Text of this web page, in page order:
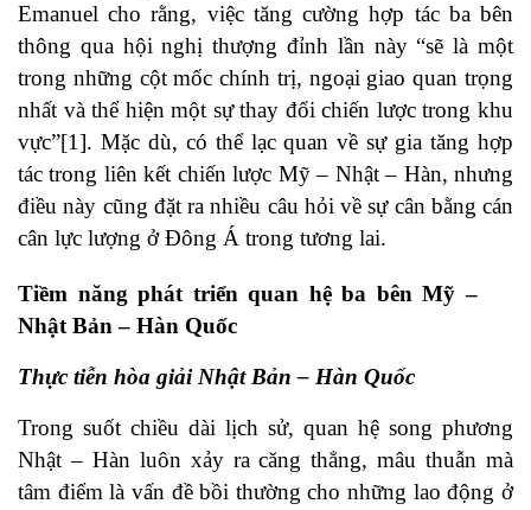
Emanuel cho rằng, việc tăng cường hợp tác ba bên
thông qua hội nghị thượng đỉnh lần này “sẽ là một
trong những cột mốc chính trị, ngoại giao quan trọng
nhất và thể hiện một sự thay đổi chiến lược trong khu
vực”[1]. Mặc dù, có thể lạc quan về sự gia tăng hợp
tác trong liên kết chiến lược Mỹ – Nhật – Hàn, nhưng
điều này cũng đặt ra nhiều câu hỏi về sự cân bằng cán
cân lực lượng ở Đông Á trong tương lai.
Tiềm năng phát triển quan hệ ba bên Mỹ –
Nhật Bản – Hàn Quốc
Thực tiễn hòa giải Nhật Bản – Hàn Quốc
Trong suốt chiều dài lịch sử, quan hệ song phương
Nhật – Hàn luôn xảy ra căng thẳng, mâu thuẫn mà
tâm điểm là vấn đề bồi thường cho những lao động ở